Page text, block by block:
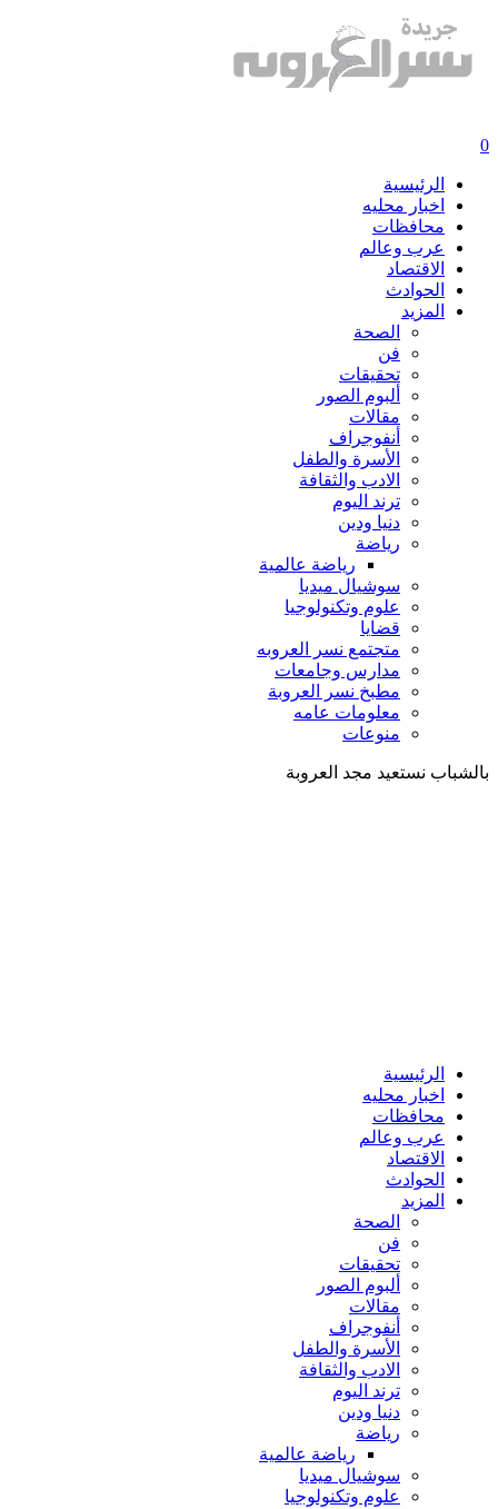
0
الرئيسية
اخبار محليه
محافظات
عرب وعالم
الاقتصاد
الحوادث
المزيد
الصحة
فن
تحقيقات
ألبوم الصور
مقالات
أنفوجراف
الأسرة والطفل
الادب والثقافة
ترند اليوم
دنيا ودين
رياضة
رياضة عالمية
سوشيال ميديا
علوم وتكنولوجيا
قضايا
متجتمع نسر العروبه
مدارس وجامعات
مطبخ نسر العروبة
معلومات عامه
منوعات
بالشباب نستعيد مجد العروبة
الرئيسية
اخبار محليه
محافظات
عرب وعالم
الاقتصاد
الحوادث
المزيد
الصحة
فن
تحقيقات
ألبوم الصور
مقالات
أنفوجراف
الأسرة والطفل
الادب والثقافة
ترند اليوم
دنيا ودين
رياضة
رياضة عالمية
سوشيال ميديا
علوم وتكنولوجيا